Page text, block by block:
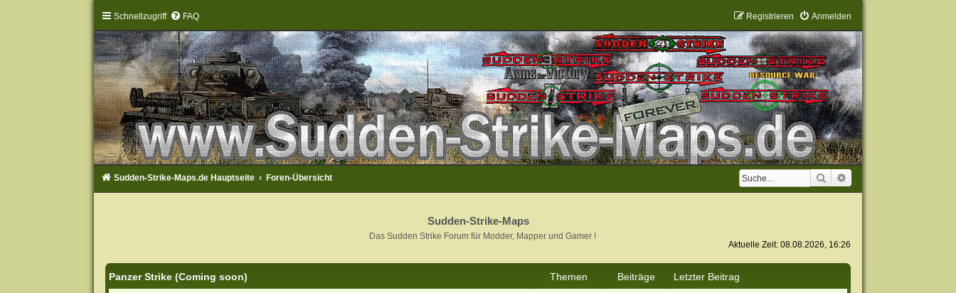
Schnellzugriff FAQ Anmelden
Registrieren
Suche
Sudden-Strike-Maps.de Hauptseite Foren-Übersicht
Sudden-Strike-Maps
Das Sudden Strike Forum für Modder, Mapper und Gamer !
Aktuelle Zeit: 08.08.2026, 16:26
Panzer Strike (Coming soon) Themen Beiträge
Letzter Beitrag